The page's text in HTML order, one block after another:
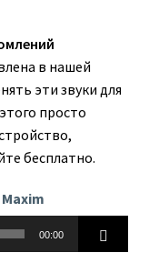
в нашей
эти звуки для
просто
бесплатно.
00:00